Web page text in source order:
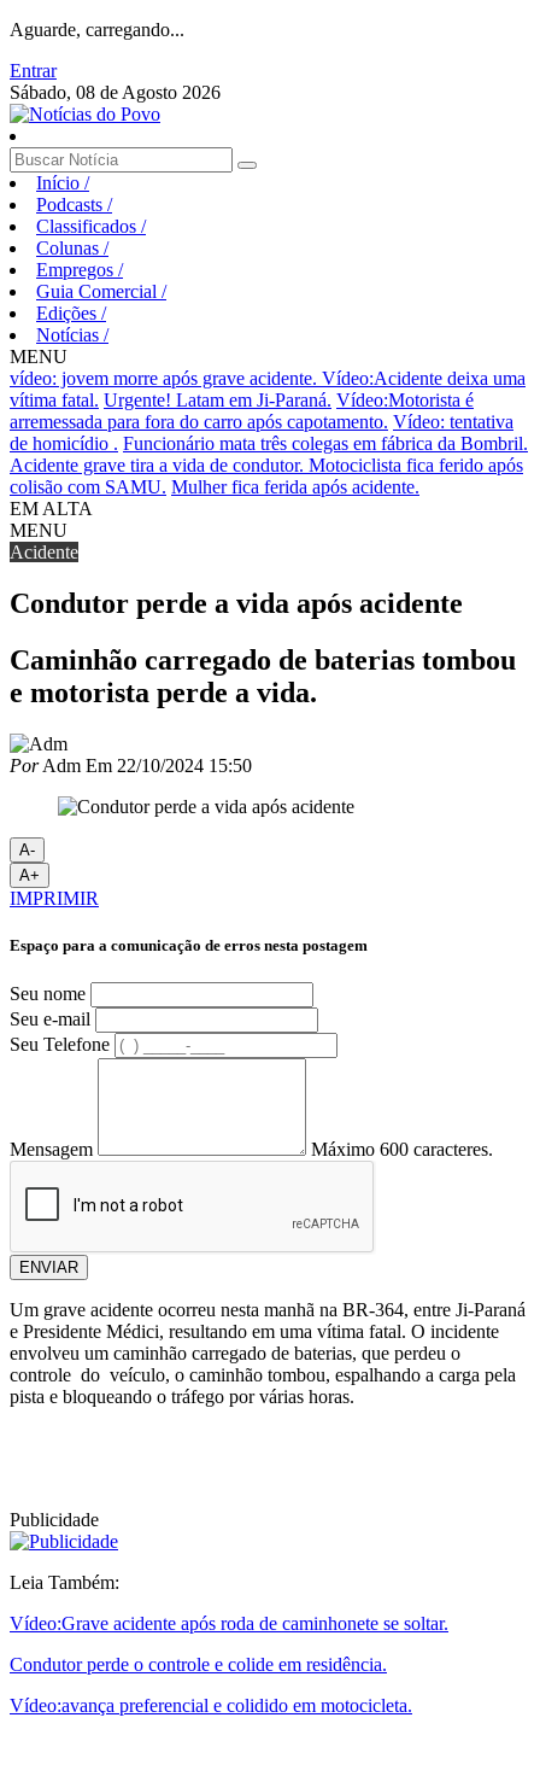
Aguarde, carregando...
Entrar
Sábado, 08 de Agosto 2026
Início /
Podcasts /
Classificados /
Colunas /
Empregos /
Guia Comercial /
Edições /
Notícias /
MENU
vídeo: jovem morre após grave acidente. Vídeo:Acidente deixa uma
vítima fatal. Urgente! Latam em Ji-Paraná. Vídeo:Motorista é
arremessada para fora do carro após capotamento. Vídeo: tentativa
de homicídio . Funcionário mata três colegas em fábrica da Bombril.
Acidente grave tira a vida de condutor. Motociclista fica ferido após
colisão com SAMU. Mulher fica ferida após acidente.
EM ALTA
MENU
Acidente
Condutor perde a vida após acidente
Caminhão carregado de baterias tombou
e motorista perde a vida.
PorAdm Em 22/10/2024 15:50
A-
A+
IMPRIMIR
Espaço para a comunicação de erros nesta postagem
Seu nome
Seu e-mail
Seu Telefone
Mensagem Máximo 600 caracteres.
ENVIAR
Um grave acidente ocorreu nesta manhã na BR-364, entre Ji-Paraná
e Presidente Médici, resultando em uma vítima fatal. O incidente
envolveu um caminhão carregado de baterias, que perdeu o
controle do veículo, o caminhão tombou, espalhando a carga pela
pista e bloqueando o tráfego por várias horas.
Publicidade
Leia Também:
Vídeo:Grave acidente após roda de caminhonete se soltar.
Condutor perde o controle e colide em residência.
Vídeo:avança preferencial e colidido em motocicleta.